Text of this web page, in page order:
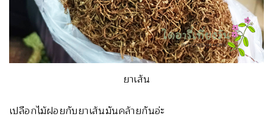
ยาเส้น
เปลือกไม้ฝอยกับยาเส้นมันคล้ายกันอ่ะ